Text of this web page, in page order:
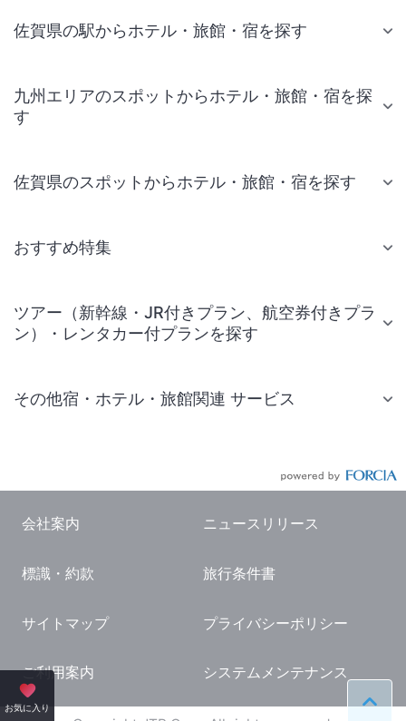
お気に入り ペー
佐賀県の駅からホテル・旅館・宿を探す
九州エリアのスポットからホテル・旅館・宿を探
す
佐賀県のスポットからホテル・旅館・宿を探す
おすすめ特集
ツアー（新幹線・JR付きプラン、航空券付きプラ
ン）・レンタカー付プランを探す
その他宿・ホテル・旅館関連 サービス
国内観光ガイド
旅行・観光情報
会社案内 ニュースリリース
標識・約款 旅行条件書
サイトマップ プライバシーポリシー
ご利用案内 システムメンテナンス